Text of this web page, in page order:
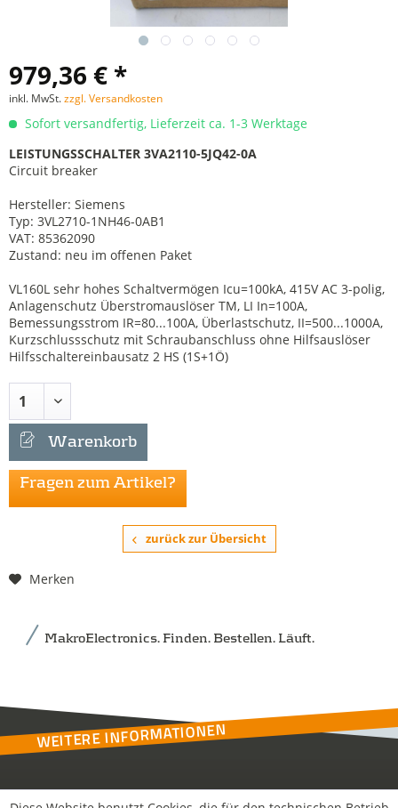
979,36 € *
inkl. MwSt.zzgl. Versandkosten
Sofort versandfertig, Lieferzeit ca. 1-3 Werktage
LEISTUNGSSCHALTER 3VA2110-5JQ42-0A
Circuit breaker
Hersteller: Siemens
Typ: 3VL2710-1NH46-0AB1
VAT: 85362090
Zustand: neu im offenen Paket
VL160L sehr hohes Schaltvermögen Icu=100kA, 415V AC 3-polig,
Anlagenschutz Überstromauslöser TM, LI In=100A,
Bemessungsstrom IR=80...100A, Überlastschutz, II=500...1000A,
Kurzschlussschutz mit Schraubanschluss ohne Hilfsauslöser
Hilfsschaltereinbausatz 2 HS (1S+1Ö)
Warenkorb
Fragen zum Artikel?
zurück zur Übersicht
Merken
MakroElectronics. Finden. Bestellen. Läuft.
WEITERE INFORMATIONEN
Kontakt